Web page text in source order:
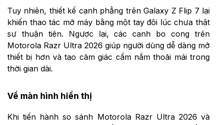
Tuy nhiên, thiết kế cạnh phẳng trên Galaxy Z Flip 7 lại
khiến thao tác mở máy bằng một tay đôi lúc chưa thật
sự thuận tiện. Ngược lại, các cạnh bo cong trên
Motorola Razr Ultra 2026 giúp người dùng dễ dàng mở
thiết bị hơn và tạo cảm giác cầm nắm thoải mái trong
thời gian dài.
Về màn hình hiển thị
Khi tiến hành so sánh Motorola Razr Ultra 2026 và